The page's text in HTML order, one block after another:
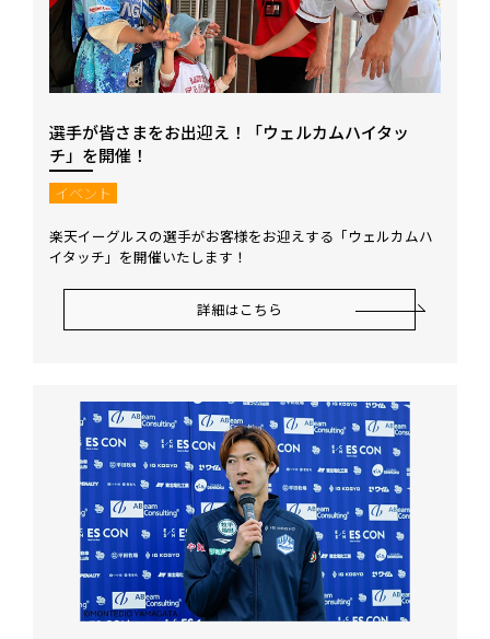
選手が皆さまをお出迎え！「ウェルカムハイタッ
チ」を開催！
イベント
楽天イーグルスの選手がお客様をお迎えする「ウェルカムハ
イタッチ」を開催いたします！
詳細はこちら